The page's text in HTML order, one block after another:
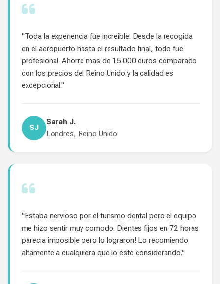
"Toda la experiencia fue increible. Desde la recogida
en el aeropuerto hasta el resultado final, todo fue
profesional. Ahorre mas de 15.000 euros comparado
con los precios del Reino Unido y la calidad es
excepcional."
SJ
Sarah J.
Londres, Reino Unido
"Estaba nervioso por el turismo dental pero el equipo
me hizo sentir muy comodo. Dientes fijos en 72 horas
parecia imposible pero lo lograron! Lo recomiendo
altamente a cualquiera que lo este considerando."